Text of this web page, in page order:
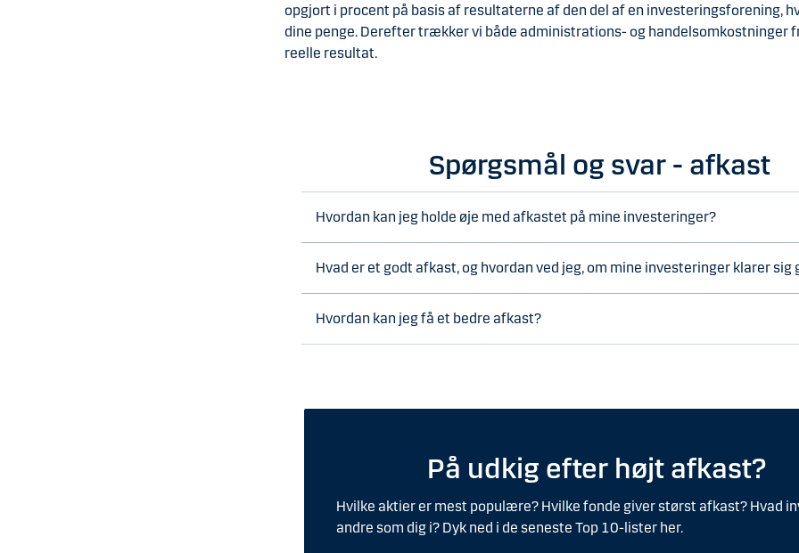
opgjort i procent på basis af resultaterne af den del af en investeringsforening,
dine penge. Derefter trækker vi både administrations- og handelsomkostninger
reelle resultat.
Spørgsmål og svar - afkast
Hvordan kan jeg holde øje med afkastet på mine investeringer?
Hvad er et godt afkast, og hvordan ved jeg, om mine investeringer klarer sig
Hvordan kan jeg få et bedre afkast?
På udkig efter højt afkast?
Hvilke aktier er mest populære? Hvilke fonde giver størst afkast? Hvad
andre som dig i? Dyk ned i de seneste Top 10-lister her.